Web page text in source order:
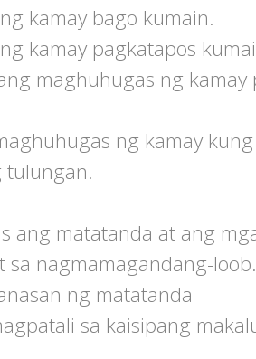
kamay bago kumain.
kamay pagkatapos
maghuhugas ng kamay
ng kamay
tulungan.
ang matatanda at ang
sa nagmamagandang-loob.
ng matatanda
sa kaisipang